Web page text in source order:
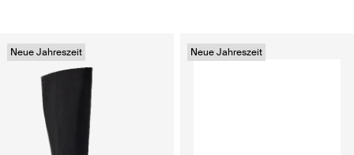
Neue Jahreszeit Neue Jahreszeit